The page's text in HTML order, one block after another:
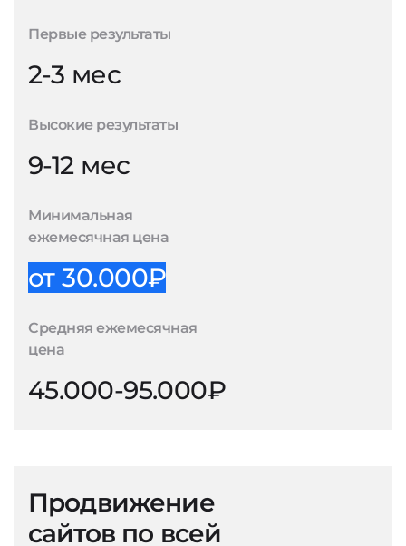
Первые результаты
2-3 мес
Высокие результаты
9-12 мес
Минимальная
ежемесячная цена
от 30.000₽
Средняя ежемесячная
цена
45.000-95.000₽
Продвижение
сайтов по всей